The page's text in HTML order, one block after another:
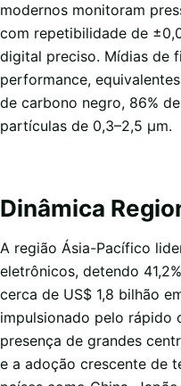
modernos monitoram
com repetibilidade de
digital preciso. Mídias de
performance,
de carbono negro, 86%
partículas de 0,3–2,5 µm.
Dinâmica
A região Ásia-Pacífico
eletrônicos, detendo
cerca de US$ 1,8 bilhão
impulsionado pelo rápido
presença de grandes
e a adoção crescente de